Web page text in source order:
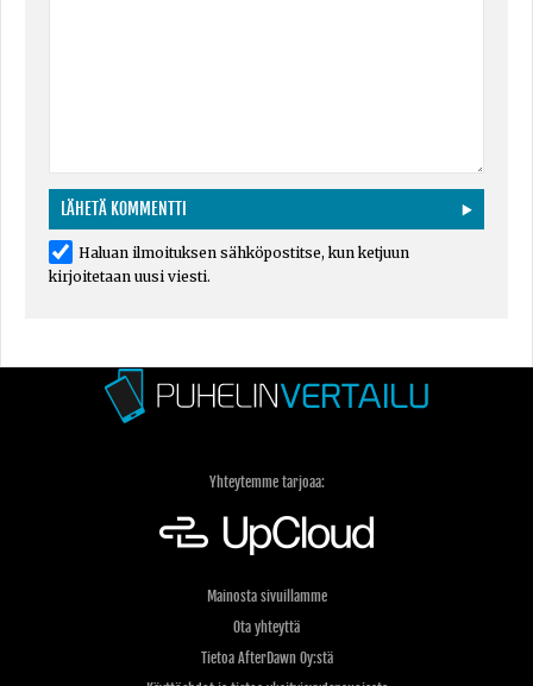
Haluan ilmoituksen sähköpostitse, kun ketjuun
kirjoitetaan uusi viesti.
Yhteytemme tarjoaa:
Mainosta sivuillamme
Ota yhteyttä
Tietoa AfterDawn Oy:stä